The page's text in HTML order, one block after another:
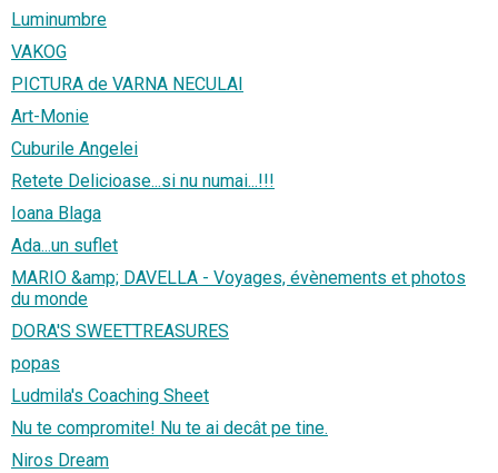
Luminumbre
VAKOG
PICTURA de VARNA NECULAI
Art-Monie
Cuburile Angelei
Retete Delicioase...si nu numai...!!!
Ioana Blaga
Ada...un suflet
MARIO &amp; DAVELLA - Voyages, évènements et photos
du monde
DORA'S SWEETTREASURES
popas
Ludmila's Coaching Sheet
Nu te compromite! Nu te ai decât pe tine.
Niros Dream